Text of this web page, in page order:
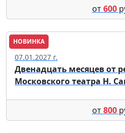
от600
НОВИНКА
Тюмень
07.01.2027 г.
Двенадцать месяцев от
Московского театра Н.
от800